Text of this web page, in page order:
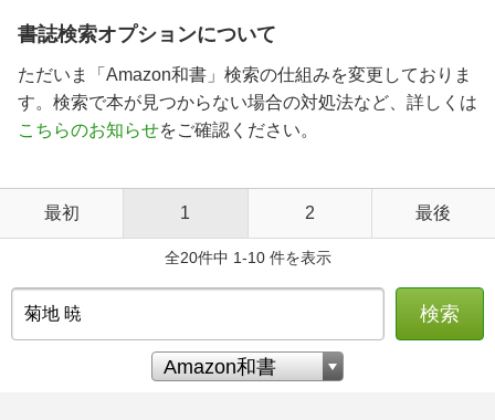
書誌検索オプションについて
ただいま「Amazon和書」検索の仕組みを変更しておりま
す。検索で本が見つからない場合の対処法など、詳しくは
こちらのお知らせをご確認ください。
最初 1 2 最後
全20件中 1-10 件を表示
検索